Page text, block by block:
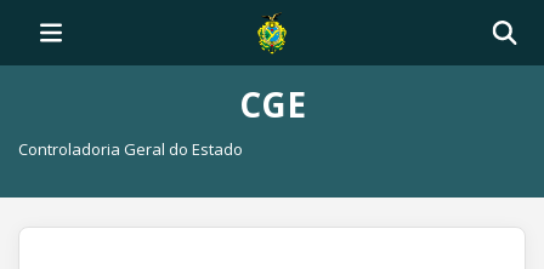
CGE
Controladoria Geral do Estado